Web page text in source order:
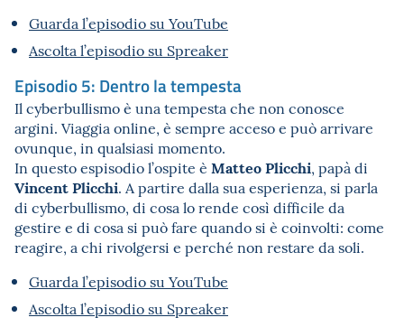
Guarda l’episodio su YouTube
Ascolta l’episodio su Spreaker
Episodio 5: Dentro la tempesta
Il cyberbullismo è una tempesta che non conosce
argini. Viaggia online, è sempre acceso e può arrivare
ovunque, in qualsiasi momento.
In questo espisodio l’ospite è Matteo Plicchi, papà di
Vincent Plicchi. A partire dalla sua esperienza, si parla
di cyberbullismo, di cosa lo rende così difficile da
gestire e di cosa si può fare quando si è coinvolti: come
reagire, a chi rivolgersi e perché non restare da soli.
Guarda l’episodio su YouTube
Ascolta l’episodio su Spreaker